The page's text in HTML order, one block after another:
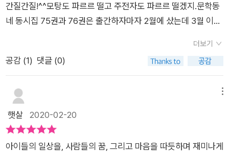
간질간질!^^모탕도 파르르 떨고 주전자도 파르르 떨겠지.문학동
네 동시집 75권과 76권은 출간하자마자 2월에 샀는데 3월 이벤
알라딘 리뷰 코너에 사진 첨부 기능이 있다면 인증샷이라도 올릴
수 있을 텐데... 이렇게라도 「내가 왔다」발간 축하해요!좌우지간
않은 알라디너가여기 있다는 걸! 내가 왔다~~ 뿌뿌! 맞아 맞아~
~ 뿌뿌! 그래 그래~~ 뿌뿌^^
더보기
공감 (1) 댓글 (0)
햇살 2020-02-20
아이들의 일상을, 사람들의 꿈, 그리고 마음을 따듯하며 재미나게